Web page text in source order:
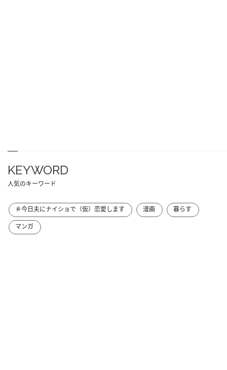
KEYWORD
人気のキーワード
＃今日夫にナイショで（仮）恋愛します 漫画
暮らす
マンガ